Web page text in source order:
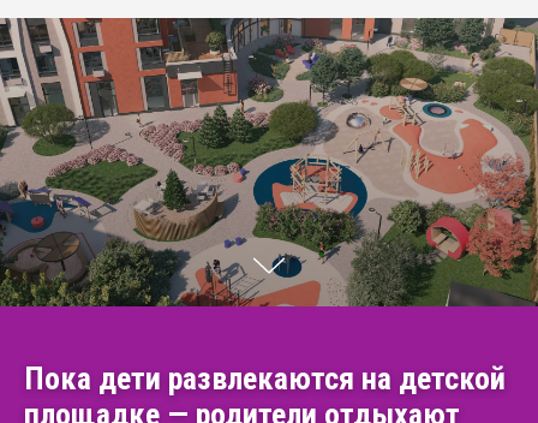
Пока дети развлекаются на детской
площадке — родители отдыхают